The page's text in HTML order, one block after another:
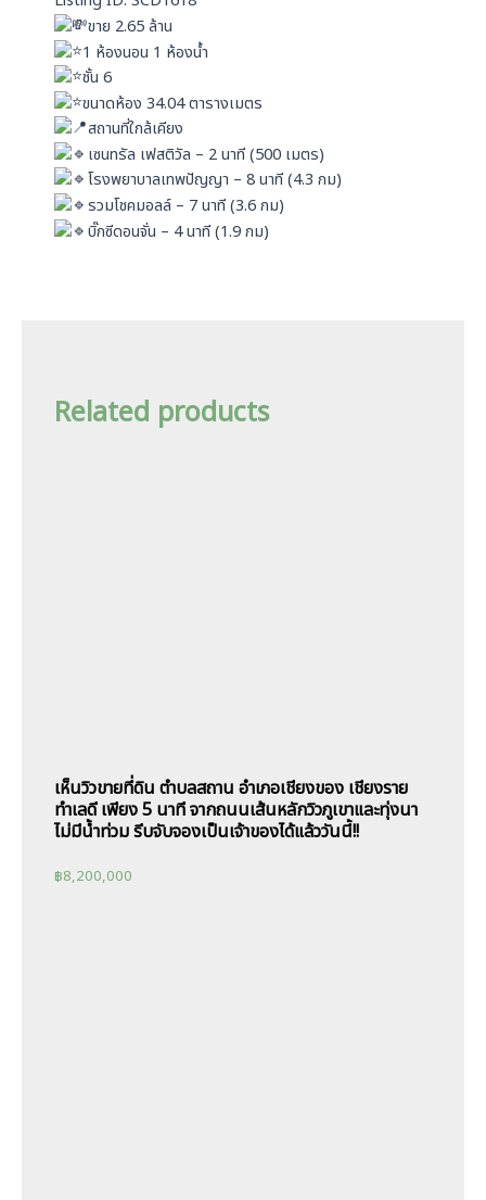
p
ขาย 2.65 ล้าน
1 ห้องนอน 1 ห้องน้ำ
ชั้น 6
ขนาดห้อง 34.04 ตารางเมตร
สถานที่ใกล้เคียง
เซนทรัล เฟสติวัล – 2 นาที (500 เมตร)
โรงพยาบาลเทพปัญญา – 8 นาที (4.3 กม)
รวมโชคมอลล์ – 7 นาที (3.6 กม)
บิ๊กซีดอนจั่น – 4 นาที (1.9 กม)
Related products
เห็นวิวขายที่ดิน ตำบลสถาน อำเภอเชียงของ เชียงราย
ทำเลดี เพียง 5 นาที จากถนนเส้นหลักวิวภูเขาและทุ่งนา
ไม่มีน้ำท่วม รีบจับจองเป็นเจ้าของได้แล้ววันนี้!!
฿8,200,000